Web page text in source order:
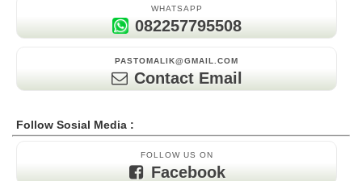
WHATSAPP
082257795508
PASTOMALIK@GMAIL.COM
Contact Email
Follow Sosial Media :
FOLLOW US ON
Facebook